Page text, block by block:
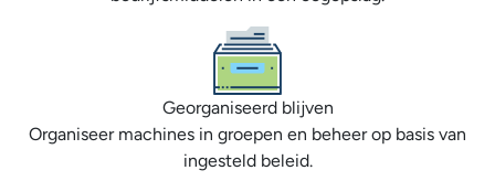
Georganiseerd blijven
Organiseer machines in groepen en beheer op basis van
ingesteld beleid.